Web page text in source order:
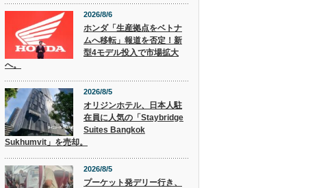
2026/8/6
ホンダ「生産拠点をベトナ
ムへ移転」報道を否定！新
型4モデル投入で市場拡大
へ。
2026/8/5
オリジンホテル、日本人駐
在員に人気の「Staybridge
Suites Bangkok
Sukhumvit」を売却。
2026/8/5
プーケット発デリー行き、